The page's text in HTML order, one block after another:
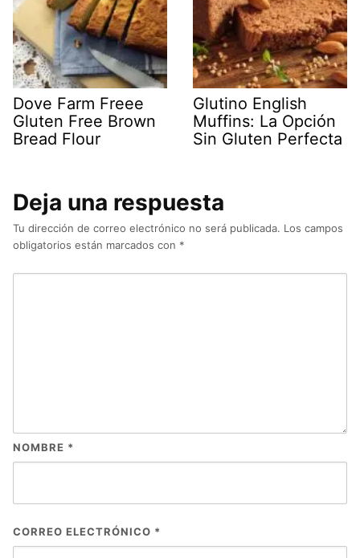
Dove Farm Freee
Gluten Free Brown
Bread Flour
Glutino English
Muffins: La Opción
Sin Gluten Perfecta
Deja una respuesta
Tu dirección de correo electrónico no será publicada. Los campos
obligatorios están marcados con *
NOMBRE *
CORREO ELECTRÓNICO *